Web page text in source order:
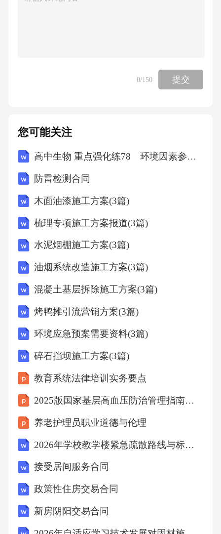
应基于评估结果，结合患者目标，制定可量化
短期目标如控制血糖波动、改善睡眠质量、预
长期目标如提高活动能力、回归社会、减少并
发症等。
跨学科协作整合不同专业建议形成协同照护方
案，制定时需注重患者参与、动态调整、资源
通过定期随访、健康教育、并发症预防、服务
协调确保照护计划落地。COPD患者护理实践针
对慢性阻塞性肺疾病患者，指导吸入药物使
用，协调康复师做氧疗指导，联系社区护士定
预，慢性阻塞性肺疾病患者住院次数减少，生
活质量得到明显提升。3.3服务实施与全程跟踪
3.4效果评估与持续改进
评估核心指标设定涵盖临床指标（症状改善、
并发症发生率）、功能指标（ADL能力、生活
质量评分）及满意度指标（患者及家属满意度
评估结果应用方向用于反馈优化照护计划，借
助信息化工具分析服务效果以支撑政策制定，
0/150 提交
您可能关注
高中生物 重点强化练78 环境因素参与调节植物的生命活动
防雷检测合同
木面油漆施工方案(3篇)
梳理专项施工方案报道(3篇)
水泥烟棚施工方案(3篇)
油烟系统改造施工方案(3篇)
混凝土基层拆除施工方案(3篇)
烤鸭摊引流营销方案(3篇)
环境应急预案需要资料(3篇)
碎石挡坝施工方案(3篇)
教育系统法律培训实务要点
2025版国家基层高血压防治管理指南解读课件
养老护理员职业道德与伦理
2026年学校教学楼紧急疏散路线与标识设置
接受居间服务合同
政策性住房交易合同
新房阴阳交易合同